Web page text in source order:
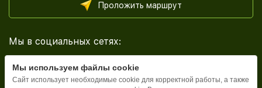
Проложить маршрут
Мы в социальных сетях:
Мы используем файлы cookie
Сайт использует необходимые cookie для корректной работы, а также